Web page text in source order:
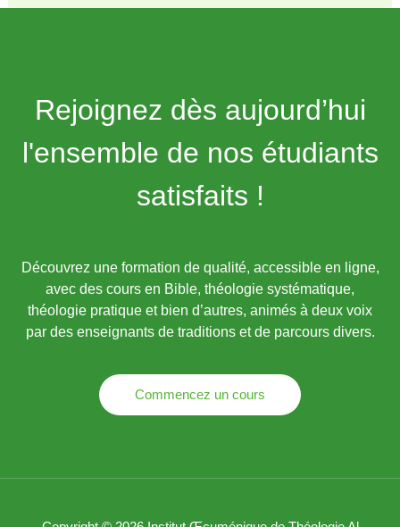
Rejoignez dès aujourd’hui
l'ensemble de nos étudiants
satisfaits !
Découvrez une formation de qualité, accessible en ligne,
avec des cours en Bible, théologie systématique,
théologie pratique et bien d’autres, animés à deux voix
par des enseignants de traditions et de parcours divers.
Commencez un cours